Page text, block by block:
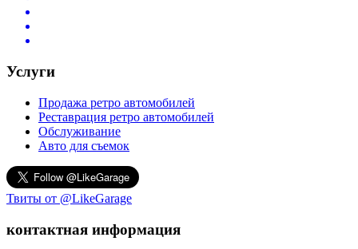
Услуги
Продажа ретро автомобилей
Реставрация ретро автомобилей
Обслуживание
Авто для съемок
Твиты от @LikeGarage
контактная информация